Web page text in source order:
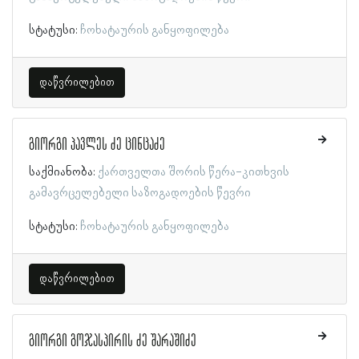
სტატუსი: ჩოხატაურის განყოფილება
დაწვრილებით
გიორგი პავლეს ძე ცინცაძე
საქმიანობა: ქართველთა შორის წერა-კითხვის
გამავრცელებელი საზოგადოების წევრი
სტატუსი: ჩოხატაურის განყოფილება
დაწვრილებით
გიორგი გოჯასპირის ძე შარაშიძე